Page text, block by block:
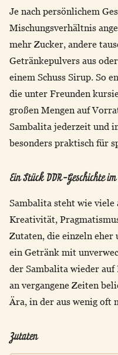
Je nach persönlichem
Mischungsverhältnis
mehr Zucker, andere
Getränkepulvers aus
einem Schuss Sirup. So
die unter Freunden
großen Mengen auf
Sambalita jederzeit und
besonders praktisch für
Ein Stück DDR-Geschichte
Sambalita steht wie
Kreativität,
Zutaten, die einzeln
ein Getränk mit
der Sambalita wieder
an vergangene Zeiten
Ära, in der aus wenig oft
Zutaten